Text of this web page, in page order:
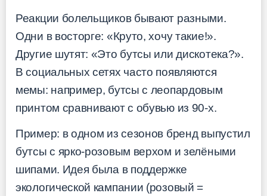
Реакции болельщиков бывают разными.
Одни в восторге: «Круто, хочу такие!».
Другие шутят: «Это бутсы или дискотека?».
В социальных сетях часто появляются
мемы: например, бутсы с леопардовым
принтом сравнивают с обувью из 90-х.
Пример: в одном из сезонов бренд выпустил
бутсы с ярко-розовым верхом и зелёными
шипами. Идея была в поддержке
экологической кампании (розовый =